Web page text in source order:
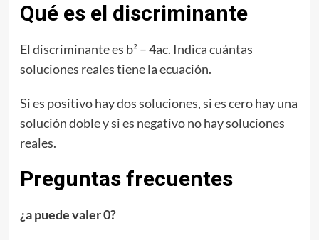
Qué es el discriminante
El discriminante es b² – 4ac. Indica cuántas
soluciones reales tiene la ecuación.
Si es positivo hay dos soluciones, si es cero hay una
solución doble y si es negativo no hay soluciones
reales.
Preguntas frecuentes
¿a puede valer 0?